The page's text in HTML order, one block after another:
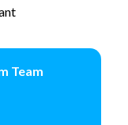
Team